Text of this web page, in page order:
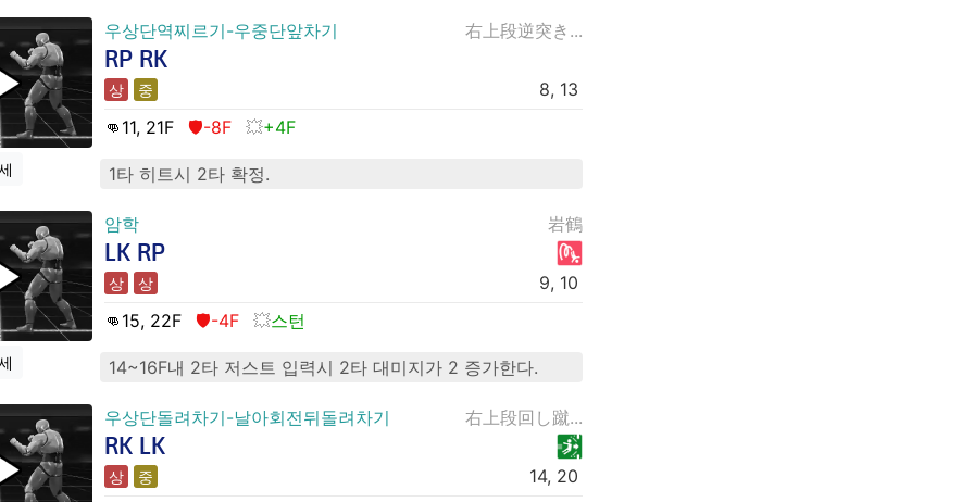
우상단역찌르기-우중단앞차기 右上段逆突き...
RP RK
상 중
8, 13
👊11, 21F 🛡️-8F +4F
1타 히트시 2타 확정.
암학 岩鶴
LK RP
상 상
9, 10
👊15, 22F 🛡️-4F 스턴
14~16F내 2타 저스트 입력시 2타 대미지가 2 증가한다.
우상단돌려차기-날아회전뒤돌려차기 右上段回し蹴...
RK LK
상 중
14, 20